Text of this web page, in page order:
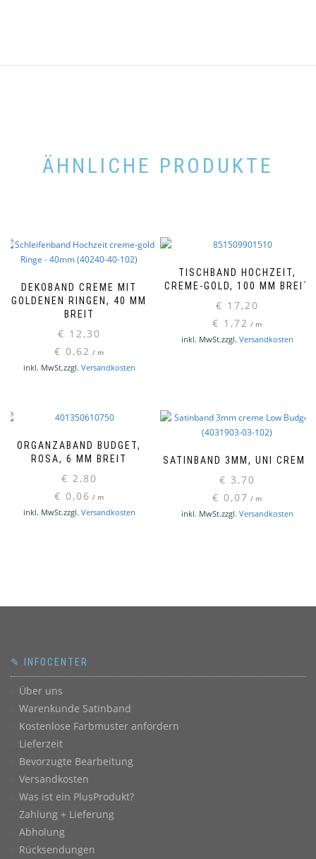
ÄHNLICHE PRODUKTE
DEKOBAND CREME MIT
GOLDENEN RINGEN, 40 MM
BREIT
€ 12,30
€ 0,62 / m
inkl. MwSt.zzgl. Versandkosten
TISCHBAND HOCHZEIT,
CREME-GOLD, 100 MM BREIT
€ 17,20
€ 1,72 / m
inkl. MwSt.zzgl. Versandkosten
ORGANZABAND BUDGET,
ROSA, 6 MM BREIT
€ 2,80
€ 0,06 / m
inkl. MwSt.zzgl. Versandkosten
SATINBAND 3MM, UNI CREME
€ 3,70
€ 0,07 / m
inkl. MwSt.zzgl. Versandkosten
✎ INFOCENTER
Über uns
Warenkunde Satinband
Kostenlose Farbmuster anfordern
Lieferzeit
Bevorzugte Bearbeitung
Versandkosten
Was ist ein PlusProdukt?
Zahlung + Lieferung
Abholung
Rücksendungen